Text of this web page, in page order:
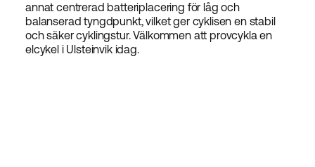
annat centrerad batteriplacering för låg och
balanserad tyngdpunkt, vilket ger cyklisen en stabil
och säker cyklingstur. Välkommen att provcykla en
elcykel i Ulsteinvik idag.